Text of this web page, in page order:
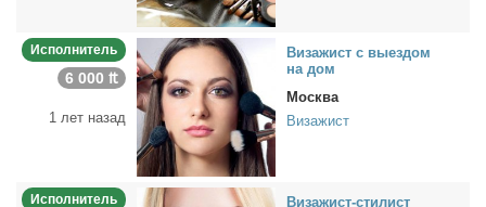
Исполнитель
6 000 ₶
1 лет назад
Ви­за­жист с вы­ез­дом
на дом
Москва
Визажист
Исполнитель
Ви­за­жист-сти­лист